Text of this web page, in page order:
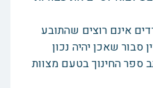
אינם רוצים שהתובע
סבור שאכן יהיה נכון
ספר החינוך בטעם מצוות